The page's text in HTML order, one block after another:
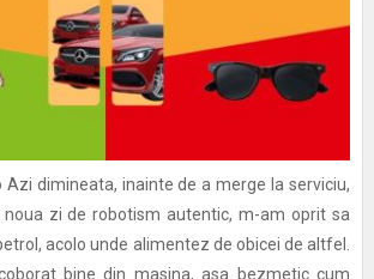
Azi dimineata, inainte de a merge la serviciu,
zi de robotism autentic, m-am oprit sa
acolo unde alimentez de obicei de altfel.
bine din masina, asa bezmetic cum